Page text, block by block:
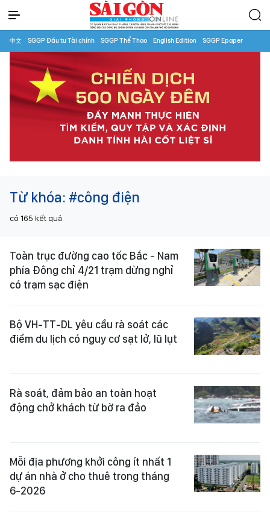
中文 SGGP Đầu tư Tài chính SGGP Thể Thao English Edition SGGP Epaper
Từ khóa: #công điện
có 165 kết quả
Toàn trục đường cao tốc Bắc - Nam
phía Đông chỉ 4/21 trạm dừng nghỉ
có trạm sạc điện
Bộ VH-TT-DL yêu cầu rà soát các
điểm du lịch có nguy cơ sạt lở, lũ lụt
Rà soát, đảm bảo an toàn hoạt
động chở khách từ bờ ra đảo
Mỗi địa phương khởi công ít nhất 1
dự án nhà ở cho thuê trong tháng
6-2026